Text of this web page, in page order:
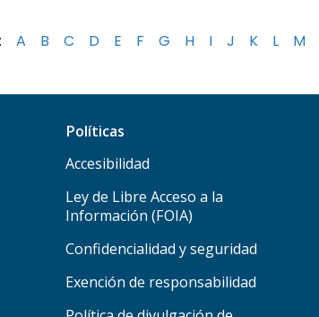
A B C D E F G H I J K L M
Políticas
Accesibilidad
Ley de Libre Acceso a la
Información (FOIA)
Confidencialidad y seguridad
Exención de responsabilidad